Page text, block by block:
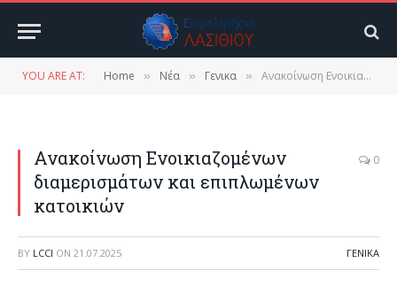
YOU ARE AT: Home » Νέα » Γενικα » Ανακοίνωση Ενοικιαζομένων διαμερισμάτων και επιπλωμένων κατοικιών
Ανακοίνωση Ενοικιαζομένων
διαμερισμάτων και επιπλωμένων
κατοικιών
0
BY LCCI ON 21.07.2025 ΓΕΝΙΚΑ